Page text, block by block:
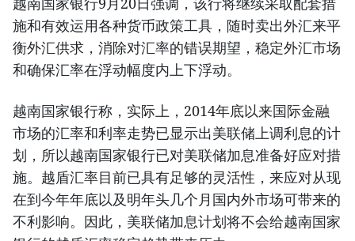
施和有效运用各种货币政策工具，随时卖出外汇来平
衡外汇供求，消除对汇率的错误期望，稳定外汇市场
和确保汇率在浮动幅度内上下浮动。
越南国家银行称，实际上，2014年底以来国际金融
市场的汇率和利率走势已显示出美联储上调利息的计
划，所以越南国家银行已对美联储加息准备好应对措
施。越盾汇率目前已具有足够的灵活性，来应对从现
在到今年年底以及明年头几个月国内外市场可带来的
不利影响。因此，美联储加息计划将不会给越南国家